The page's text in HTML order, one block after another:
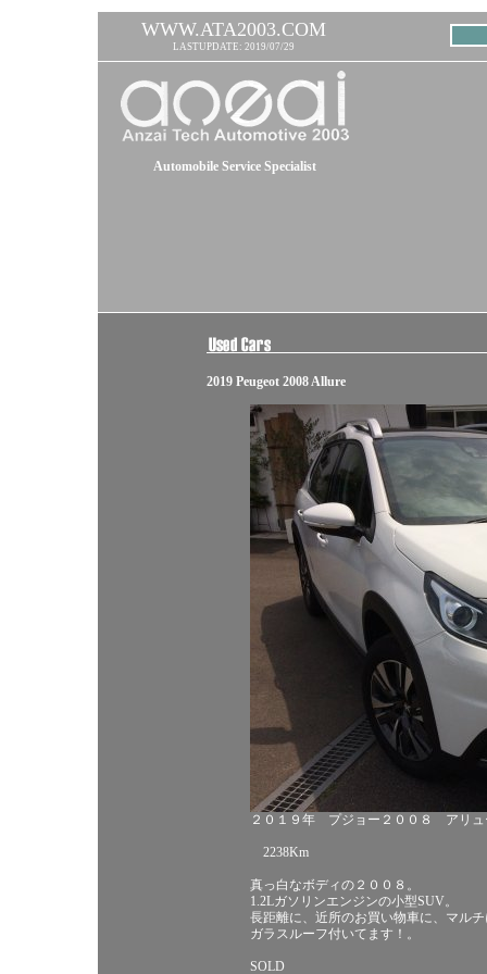
WWW.ATA2003.COM
LASTUPDATE: 2019/07/29
Automobile Service Specialist
2019 Peugeot 2008 Allure
２０１９年 プジョー２００８ アリュ
2238Km
真っ白なボディの２００８。
1.2Lガソリンエンジンの小型SUV。
長距離に、近所のお買い物車に、マル
ガラスルーフ付いてます！。
SOLD